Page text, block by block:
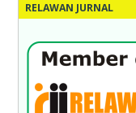
RELAWAN JURNAL